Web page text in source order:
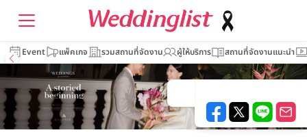
Event แพ็คเกจ รวมสถานที่จัดงาน ผู้ให้บริการ สถานที่จัดงานแนะนำ